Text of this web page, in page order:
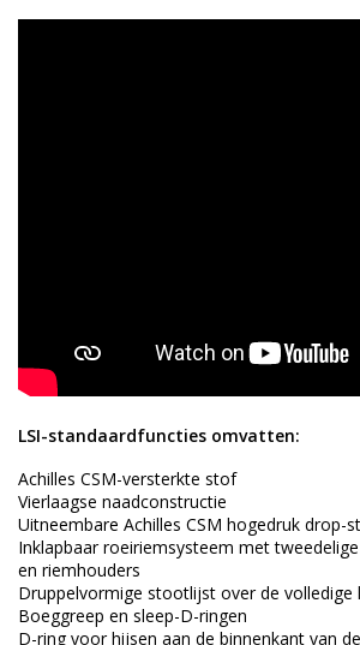
LSI-standaardfuncties omvatten:
Achilles CSM-versterkte stof
Vierlaagse naadconstructie
Uitneembare Achilles CSM hogedruk drop-
Inklapbaar roeiriemsysteem met
en riemhouders
Druppelvormige stootlijst over de volledige
Boeggreep en sleep-D-ringen
D-ring voor hijsen aan de binnenkant van